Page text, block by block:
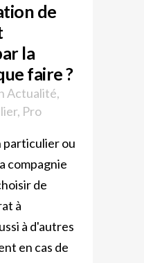
de
la
faire ?
Actualité,
, Pro
particulier ou
compagnie
de
à
à d'autres
en cas de